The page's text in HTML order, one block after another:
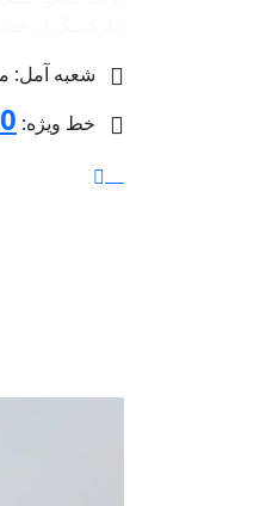
شعبه آمل:
خط ویژه: